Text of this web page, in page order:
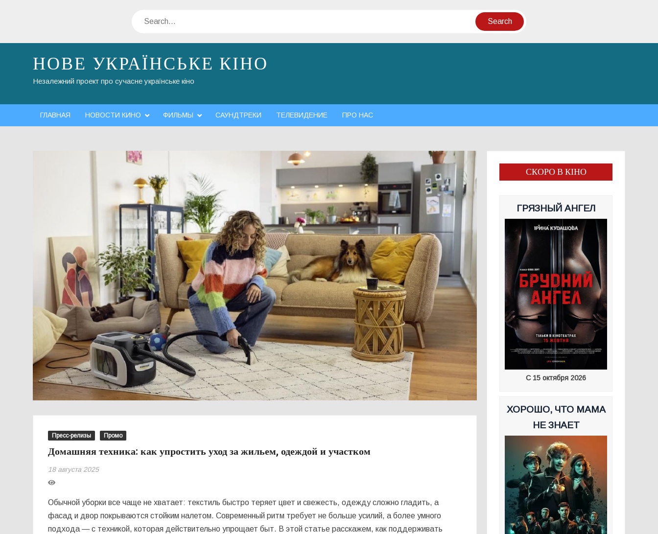
Search
НОВЕ УКРАЇНСЬКЕ КІНО
Незалежний проект про сучасне українське кіно
ГЛАВНАЯ НОВОСТИ КИНО ФИЛЬМЫ САУНДТРЕКИ ТЕЛЕВИДЕНИЕ ПРО НАС
Пресс-релизы Промо
Домашняя техника: как упростить уход за жильем, одеждой и участком
18 августа 2025
Обычной уборки все чаще не хватает: текстиль быстро теряет цвет и свежесть, одежду сложно гладить, а
фасад и двор покрываются стойким налетом. Современный ритм требует не больше усилий, а более умного
подхода — с техникой, которая действительно упрощает быт. В этой статье расскажем, как поддерживать
СКОРО В КІНО
ГРЯЗНЫЙ АНГЕЛ
С 15 октября 2026
ХОРОШО, ЧТО МАМА
НЕ ЗНАЕТ